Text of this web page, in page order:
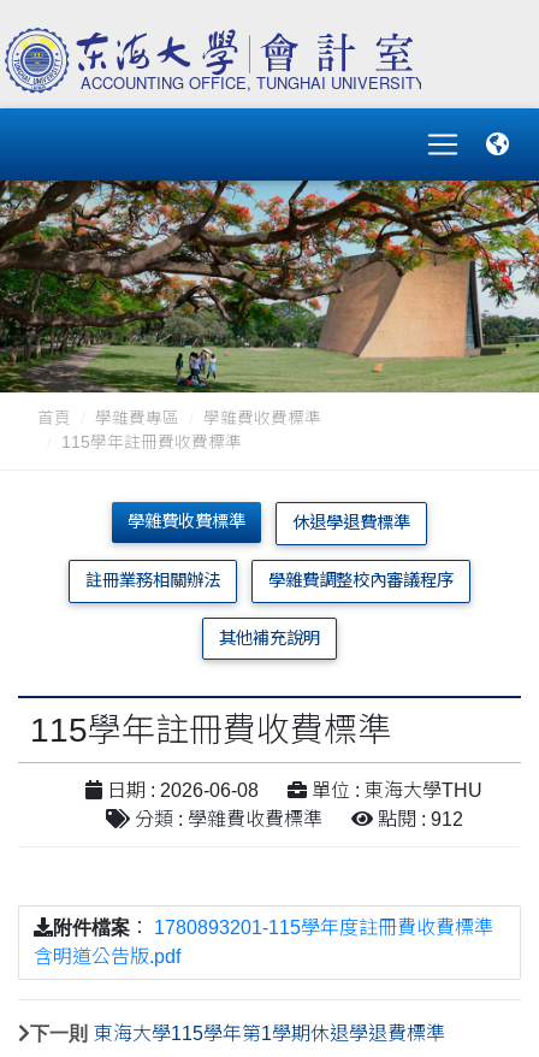
首頁 學雜費專區
學雜費收費標準
115學年註冊費收費標準
學雜費收費標準 休退學退費標準
註冊業務相關辦法 學雜費調整校內審議程序
其他補充說明
115學年註冊費收費標準
日期 : 2026-06-08
單位 : 東海大學THU
分類 : 學雜費收費標準
點閱 : 912
附件檔案 ： 1780893201-115學年度註冊費收費標準
含明道公告版.pdf
下一則 東海大學115學年第1學期休退學退費標準